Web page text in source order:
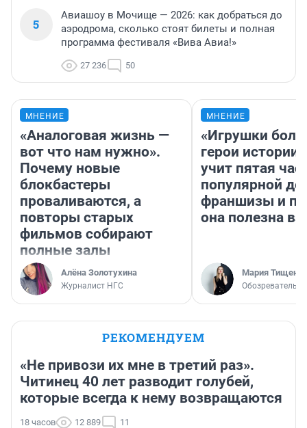
5
Авиашоу в Мочище — 2026: как добраться до
аэродрома, сколько стоят билеты и полная
программа фестиваля «Вива Авиа!»
27 236 50
МНЕНИЕ
«Аналоговая жизнь —
вот что нам нужно».
Почему новые
блокбастеры
проваливаются, а
повторы старых
фильмов собирают
полные залы
Алёна Золотухина
Журналист НГС
МНЕНИЕ
«Игрушки
герои
учит пятая
популярной
франшизы и
она полезна
Мария Тищенко
Обозреватель
РЕКОМЕНДУЕМ
«Не привози их мне в третий раз».
Читинец 40 лет разводит голубей,
которые всегда к нему возвращаются
18 часов 12 889 11